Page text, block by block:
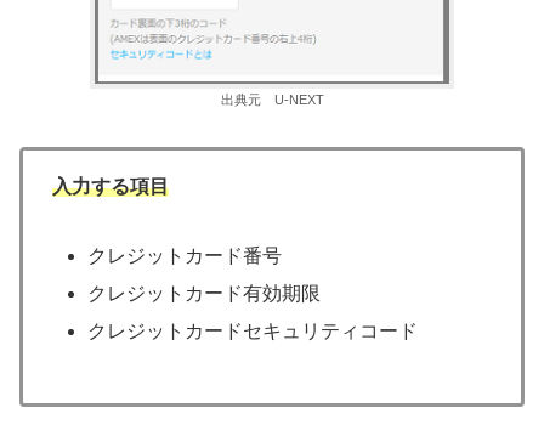
出典元 U-NEXT
入力する項目
クレジットカード番号
クレジットカード有効期限
クレジットカードセキュリティコード